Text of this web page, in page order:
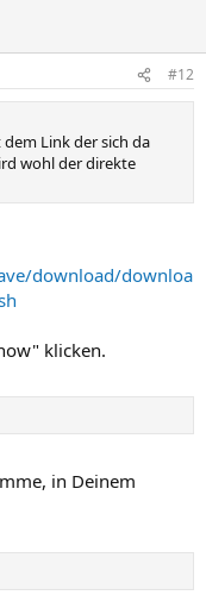
#12
Link der sich da
wohl der direkte
download/downloa
klicken.
in Deinem